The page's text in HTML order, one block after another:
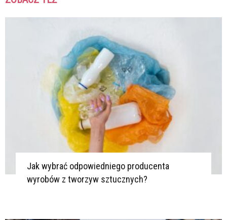
Jak wybrać odpowiedniego producenta
wyrobów z tworzyw sztucznych?